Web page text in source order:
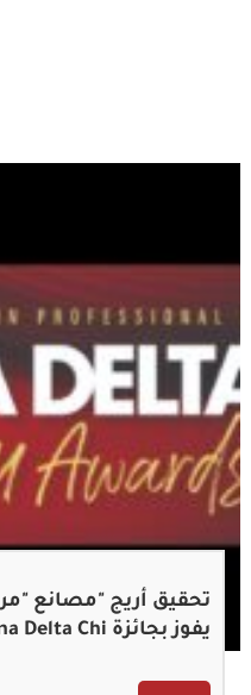
تحقيق أريج "مصانع
يفوز بجائزة Sigma Delta Chi